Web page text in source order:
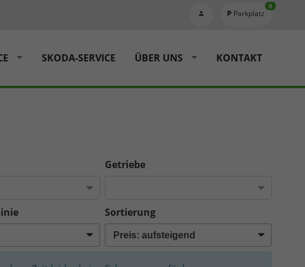
Parkplatz
0
SKODA-SERVICE ÜBER UNS KONTAKT
Getriebe
Sortierung